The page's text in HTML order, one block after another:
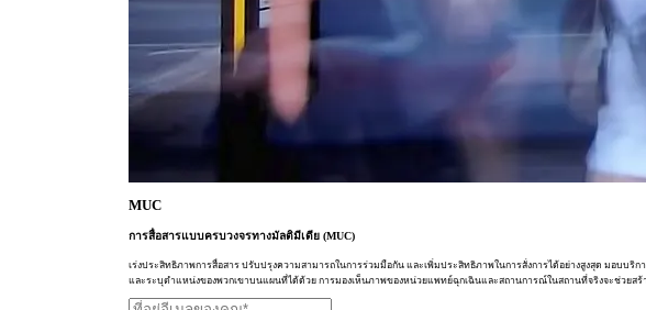
MUC
การสื่อสารแบบครบวงจรทางมัลติมีเดีย (MUC)
เร่งประสิทธิภาพการสื่อสาร ปรับปรุงความสามารถในการร่วมมือกัน และเพิ่มประสิทธิภาพในการสั่งการได้อย่างสูงสุด มอบ
และระบุตำแหน่งของพวกเขาบนแผนที่ได้ด้วย การมองเห็นภาพของหน่วยแพทย์ฉุกเฉินและสถานการณ์ในสถานที่จริงจะช่วยสร้